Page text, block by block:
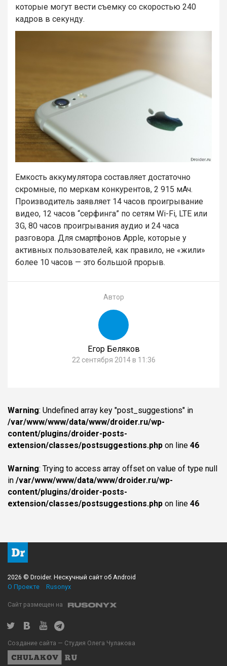
которые могут вести съемку со скоростью 240
кадров в секунду.
Емкость аккумулятора составляет достаточно
скромные, по меркам конкурентов, 2 915 мАч.
Производитель заявляет 14 часов проигрывание
видео, 12 часов “серфинга” по сетям Wi-Fi, LTE или
3G, 80 часов проигрывания аудио и 24 часа
разговора. Для смартфонов Apple, которые у
активных пользователей, как правило, не «жили»
более 10 часов — это большой прорыв.
Автор
Егор Беляков
22 сентября 2014 в 11:36
Warning: Undefined array key "post_suggestions" in
/var/www/www/data/www/droider.ru/wp-
content/plugins/droider-posts-
extension/classes/postsuggestions.php on line 46
Warning: Trying to access array offset on value of type null
in /var/www/www/data/www/droider.ru/wp-
content/plugins/droider-posts-
extension/classes/postsuggestions.php on line 46
2026 © Droider. Нескучный сайт об Android
О Проекте
Rusonyx
Сайт размещен на
Создание сайта — Студия Олега Чулакова